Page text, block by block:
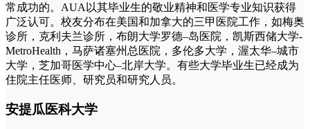
常成功的。AUA以其毕业生的敬业精神和医学专业知识获得
广泛认可。校友分布在美国和加拿大的三甲医院工作，如梅奥
诊所，克利夫兰诊所，布朗大学罗德–岛医院，凯斯西储大学-
MetroHealth，马萨诸塞州总医院，多伦多大学，渥太华–城市
大学，芝加哥医学中心–北岸大学。有些大学毕业生已经成为
住院主任医师、研究员和研究人员。
安提瓜医科大学